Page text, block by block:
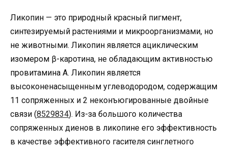
Ликопин — это природный красный пигмент,
синтезируемый растениями и микроорганизмами, но
не животными. Ликопин является ациклическим
изомером β-каротина, не обладающим активностью
провитамина А. Ликопин является
высоконенасыщенным углеводородом, содержащим
11 сопряженных и 2 неконъюгированные двойные
связи (8529834). Из-за большого количества
сопряженных диенов в ликопине его эффективность
в качестве эффективного гасителя синглетного